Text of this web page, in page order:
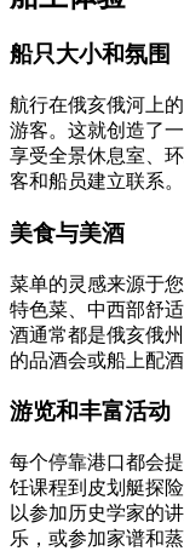
船只大小和氛围
航行在俄亥俄河上
游客。这就创造了
享受全景休息室、
客和船员建立联系。
美食与美酒
菜单的灵感来源于
特色菜、中西部舒
酒通常都是俄亥俄
的品酒会或船上配酒
游览和丰富活动
每个停靠港口都会
饪课程到皮划艇探
以参加历史学家的
乐，或参加家谱和